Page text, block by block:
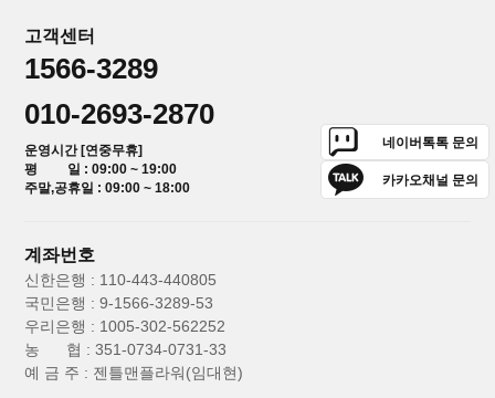
고객센터
1566-3289
010-2693-2870
운영시간 [연중무휴]
평 일 : 09:00 ~ 19:00
주말,공휴일 : 09:00 ~ 18:00
네이버톡톡 문의
카카오채널 문의
계좌번호
신한은행 : 110-443-440805
국민은행 : 9-1566-3289-53
우리은행 : 1005-302-562252
농 협 : 351-0734-0731-33
예 금 주 : 젠틀맨플라워(임대현)